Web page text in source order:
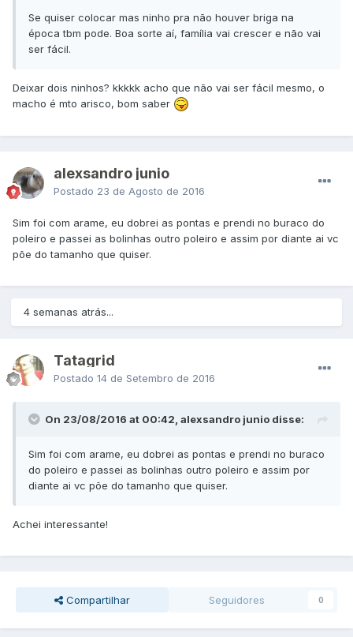
Se quiser colocar mas ninho pra não houver briga na
época tbm pode. Boa sorte aí, família vai crescer e não vai
ser fácil.
Deixar dois ninhos? kkkkk acho que não vai ser fácil mesmo, o
macho é mto arisco, bom saber
alexsandro junio
Postado 23 de Agosto de 2016
Sim foi com arame, eu dobrei as pontas e prendi no buraco do
poleiro e passei as bolinhas outro poleiro e assim por diante ai vc
põe do tamanho que quiser.
4 semanas atrás...
Tatagrid
Postado 14 de Setembro de 2016
On 23/08/2016 at 00:42, alexsandro junio disse:
Sim foi com arame, eu dobrei as pontas e prendi no buraco
do poleiro e passei as bolinhas outro poleiro e assim por
diante ai vc põe do tamanho que quiser.
Achei interessante!
Compartilhar Seguidores 0